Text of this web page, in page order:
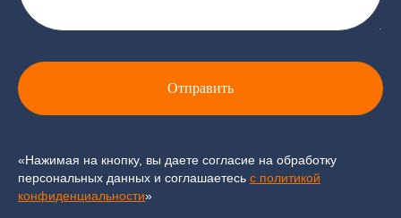
Отправить
«Нажимая на кнопку, вы даете согласие на обработку
персональных данных и соглашаетесь c политикой
конфиденциальности»